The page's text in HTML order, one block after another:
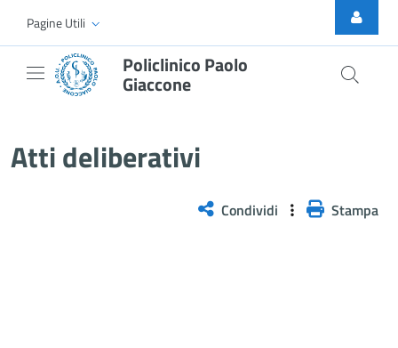
Skip to Main Content
Pagine Utili
Policlinico Paolo
Giaccone
Atti deliberativi
Condividi Stampa